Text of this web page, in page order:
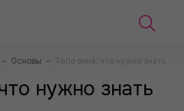
– Основы – Тело вина: что нужно знать
нужно знать